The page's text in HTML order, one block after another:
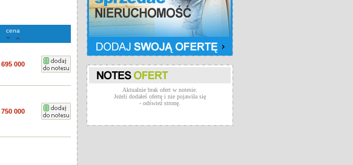
Aktualnie brak ofert w notesie.
Jeżeli dodałeś ofertę i nie pojawiła się
- odświeź stronę.
cena
695 000
750 000